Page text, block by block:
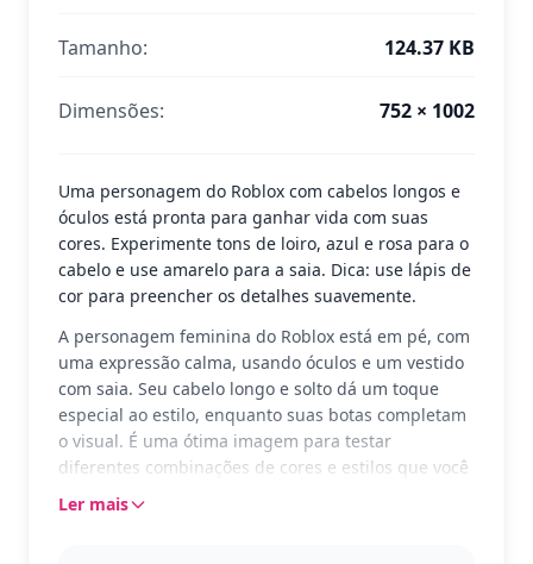
Tamanho: 124.37 KB
Dimensões: 752 × 1002
Uma personagem do Roblox com cabelos longos e
óculos está pronta para ganhar vida com suas
cores. Experimente tons de loiro, azul e rosa para o
cabelo e use amarelo para a saia. Dica: use lápis de
cor para preencher os detalhes suavemente.
A personagem feminina do Roblox está em pé, com
uma expressão calma, usando óculos e um vestido
com saia. Seu cabelo longo e solto dá um toque
especial ao estilo, enquanto suas botas completam
o visual. É uma ótima imagem para testar
diferentes combinações de cores e estilos que você
adora no jogo Roblox.
Ler mais